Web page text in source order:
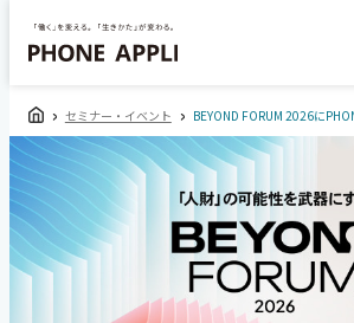
セミナー・イベント BEYOND FORUM 2026にPHONE